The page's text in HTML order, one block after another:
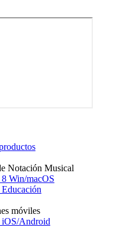
Notación Musical
Win/macOS
móviles
iOS/Android